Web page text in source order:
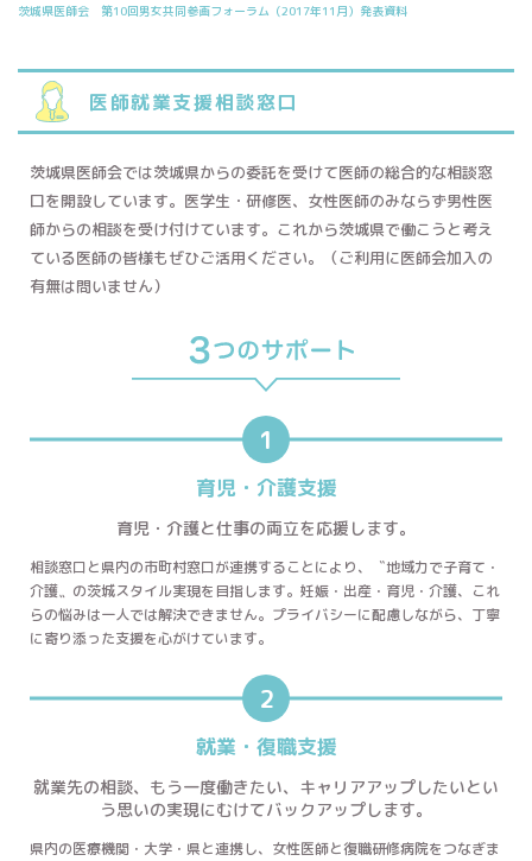
茨城県医師会 第10回男女共同参画フォーラム（2017年11月）発表資料
医師就業支援相談窓口
茨城県医師会では茨城県からの委託を受けて医師の総合的な相談窓
口を開設しています。医学生・研修医、女性医師のみならず男性医
師からの相談を受け付けています。これから茨城県で働こうと考え
ている医師の皆様もぜひご活用ください。（ご利用に医師会加入の
有無は問いません）
1
育児・介護支援
育児・介護と仕事の両立を応援します。
相談窓口と県内の市町村窓口が連携することにより、〝地域力で子育て・
介護〟の茨城スタイル実現を目指します。妊娠・出産・育児・介護、これ
らの悩みは一人では解決できません。プライバシーに配慮しながら、丁寧
に寄り添った支援を心がけています。
2
就業・復職支援
就業先の相談、もう一度働きたい、 キャリアアップしたいとい
う思いの実現にむけてバックアップします。
県内の医療機関・大学・県と連携し、女性医師と復職研修病院をつなぎま